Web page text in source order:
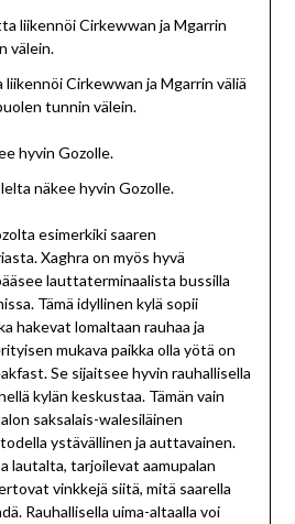
Cirkewwan ja Mgarrin väliä
tunnin välein.
näkee hyvin Gozolle.
esimerkiki saaren
Xaghra on myös hyvä
lauttaterminaalista bussilla
Tämä idyllinen kylä sopii
hakevat lomaltaan rauhaa ja
mukava paikka olla yötä on
Se sijaitsee hyvin rauhallisella
kylän keskustaa. Tämän vain
saksalais-walesiläinen
ystävällinen ja auttavainen.
lautalta, tarjoilevat aamupalan
vinkkejä siitä, mitä saarella
Rauhallisella uima-altaalla voi